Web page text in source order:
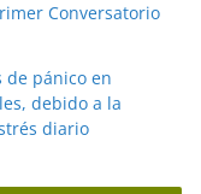
Conversatorio
de pánico en
debido a la
diario